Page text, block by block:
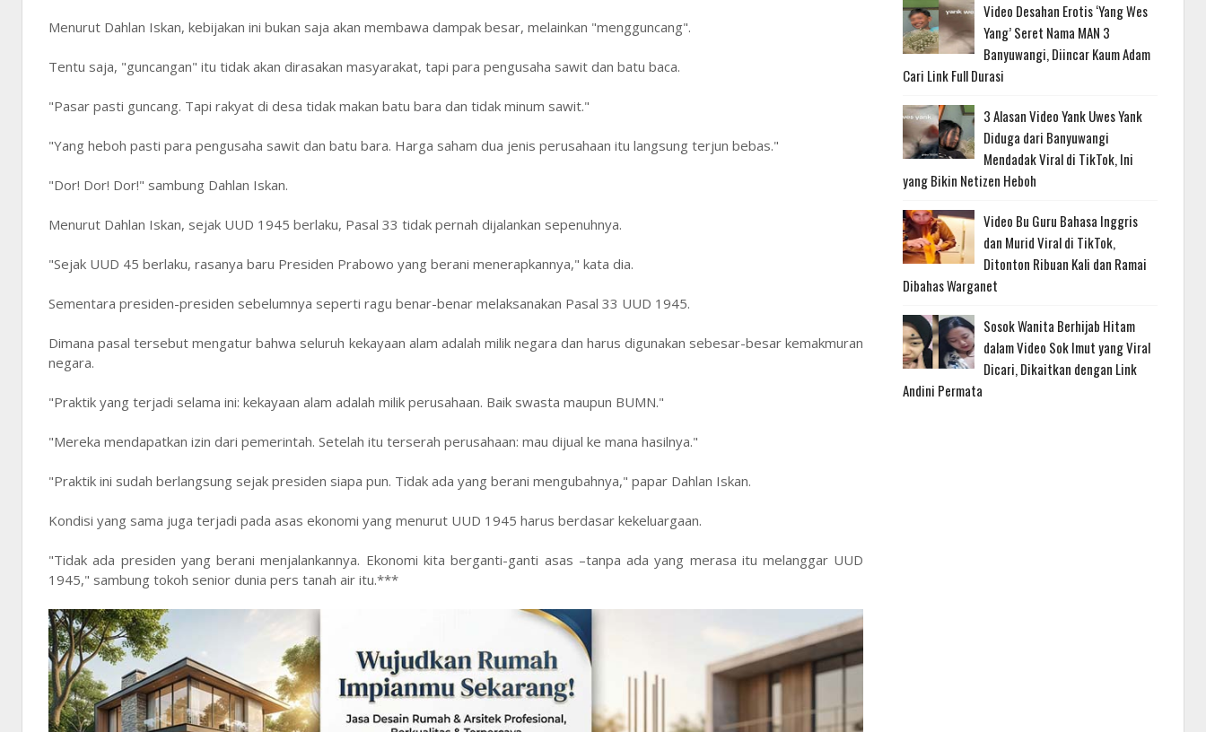
Menurut Dahlan Iskan, kebijakan ini bukan saja akan membawa dampak besar, melainkan "mengguncang".
Tentu saja, "guncangan" itu tidak akan dirasakan masyarakat, tapi para pengusaha sawit dan batu baca.
"Pasar pasti guncang. Tapi rakyat di desa tidak makan batu bara dan tidak minum sawit."
"Yang heboh pasti para pengusaha sawit dan batu bara. Harga saham dua jenis perusahaan itu langsung terjun bebas."
"Dor! Dor! Dor!" sambung Dahlan Iskan.
Menurut Dahlan Iskan, sejak UUD 1945 berlaku, Pasal 33 tidak pernah dijalankan sepenuhnya.
"Sejak UUD 45 berlaku, rasanya baru Presiden Prabowo yang berani menerapkannya," kata dia.
Sementara presiden-presiden sebelumnya seperti ragu benar-benar melaksanakan Pasal 33 UUD 1945.
Dimana pasal tersebut mengatur bahwa seluruh kekayaan alam adalah milik negara dan harus digunakan sebesar-besar kemakmuran
negara.
"Praktik yang terjadi selama ini: kekayaan alam adalah milik perusahaan. Baik swasta maupun BUMN."
"Mereka mendapatkan izin dari pemerintah. Setelah itu terserah perusahaan: mau dijual ke mana hasilnya."
"Praktik ini sudah berlangsung sejak presiden siapa pun. Tidak ada yang berani mengubahnya," papar Dahlan Iskan.
Kondisi yang sama juga terjadi pada asas ekonomi yang menurut UUD 1945 harus berdasar kekeluargaan.
"Tidak ada presiden yang berani menjalankannya. Ekonomi kita berganti-ganti asas –tanpa ada yang merasa itu melanggar UUD
1945," sambung tokoh senior dunia pers tanah air itu.***
Video Desahan Erotis ‘Yang Wes
Yang’ Seret Nama MAN 3
Banyuwangi, Diincar Kaum Adam
Cari Link Full Durasi
3 Alasan Video Yank Uwes Yank
Diduga dari Banyuwangi
Mendadak Viral di TikTok, Ini
yang Bikin Netizen Heboh
Video Bu Guru Bahasa Inggris
dan Murid Viral di TikTok,
Ditonton Ribuan Kali dan Ramai
Dibahas Warganet
Sosok Wanita Berhijab Hitam
dalam Video Sok Imut yang Viral
Dicari, Dikaitkan dengan Link
Andini Permata